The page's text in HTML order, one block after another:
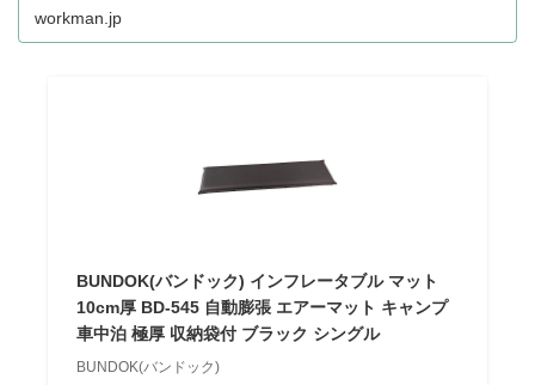
workman.jp
BUNDOK(バンドック) インフレータブル マット
10cm厚 BD-545 自動膨張 エアーマット キャンプ
車中泊 極厚 収納袋付 ブラック シングル
BUNDOK(バンドック)